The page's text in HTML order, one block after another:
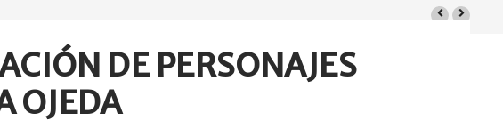
más de un 94 % en 2026
DE PERSONAJES
OJEDA